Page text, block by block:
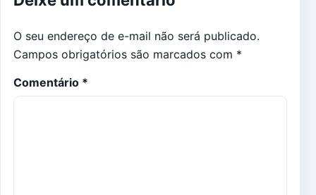
O seu endereço de e-mail não será publicado.
Campos obrigatórios são marcados com *
Comentário *